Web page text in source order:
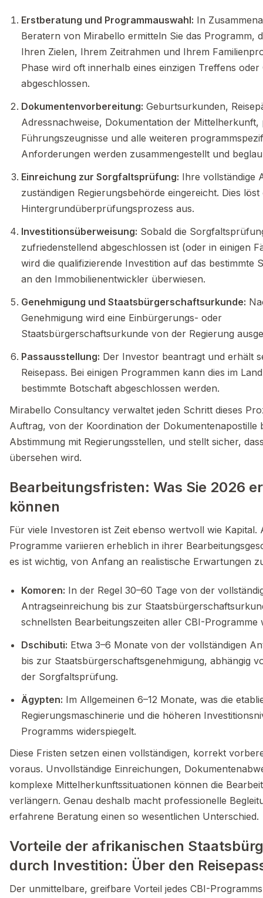
Erstberatung und Programmauswahl: In
Beratern von Mirabello ermitteln Sie das Programm,
Ihren Zielen, Ihrem Zeitrahmen und Ihrem
Phase wird oft innerhalb eines einzigen Treffens oder
abgeschlossen.
Dokumentenvorbereitung: Geburtsurkunden,
Adressnachweise, Dokumentation der Mittelherkunft,
Führungszeugnisse und alle weiteren
Anforderungen werden zusammengestellt und
Einreichung zur Sorgfaltsprüfung: Ihre vollständige
zuständigen Regierungsbehörde eingereicht. Dies
Hintergrundüberprüfungsprozess aus.
Investitionsüberweisung: Sobald die
zufriedenstellend abgeschlossen ist (oder in einigen
wird die qualifizierende Investition auf das bestimmte
an den Immobilienentwickler überwiesen.
Genehmigung und Staatsbürgerschaftsurkunde:
Genehmigung wird eine Einbürgerungs- oder
Staatsbürgerschaftsurkunde von der Regierung
Passausstellung: Der Investor beantragt und erhält
Reisepass. Bei einigen Programmen kann dies im
bestimmte Botschaft abgeschlossen werden.
Mirabello Consultancy verwaltet jeden Schritt dieses
Auftrag, von der Koordination der Dokumentenapostille
Abstimmung mit Regierungsstellen, und stellt sicher,
übersehen wird.
Bearbeitungsfristen: Was Sie 2026
können
Für viele Investoren ist Zeit ebenso wertvoll wie Kapital.
Programme variieren erheblich in ihrer
es ist wichtig, von Anfang an realistische Erwartungen
Komoren: In der Regel 30–60 Tage von der
Antragseinreichung bis zur
schnellsten Bearbeitungszeiten aller CBI-Programme
Dschibuti: Etwa 3–6 Monate von der vollständigen
bis zur Staatsbürgerschaftsgenehmigung, abhängig
der Sorgfaltsprüfung.
Ägypten: Im Allgemeinen 6–12 Monate, was die
Regierungsmaschinerie und die höheren
Programms widerspiegelt.
Diese Fristen setzen einen vollständigen, korrekt
voraus. Unvollständige Einreichungen,
komplexe Mittelherkunftssituationen können die
verlängern. Genau deshalb macht professionelle
erfahrene Beratung einen so wesentlichen Unterschied.
Vorteile der afrikanischen
durch Investition: Über den
Der unmittelbare, greifbare Vorteil jedes CBI-